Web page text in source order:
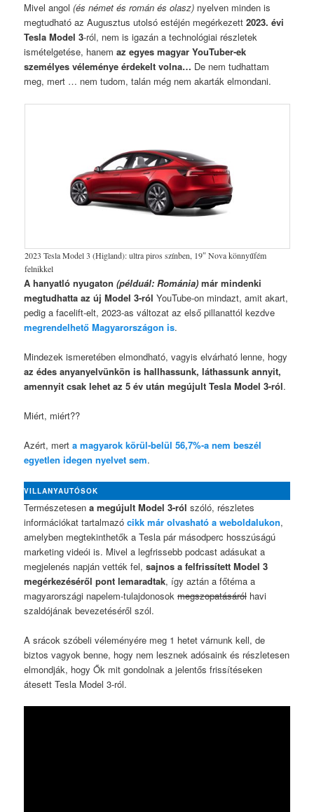
Mivel angol(és német és román és olasz) nyelven minden is
megtudható az Augusztus utolsó estéjén megérkezett2023. évi
Tesla Model 3-ról, nem is igazán a technológiai részletek
ismételgetése, hanemaz egyes magyar YouTuber-ek
személyes véleménye érdekelt volna… De nem tudhattam
meg, mert … nem tudom, talán még nem akarták elmondani.
2023 Tesla Model 3 (Higland): ultra piros színben, 19″ Nova könnyűfém
felnikkel
A hanyatló nyugaton(példuál: Románia) már mindenki
megtudhattaaz új Model 3-ról YouTube-on mindazt, amit akart,
pedig a facelift-elt, 2023-as változat az első pillanattól kezdve
megrendelhető Magyarországon is.
Mindezek ismeretében elmondható, vagyis elvárható lenne, hogy
az édes anyanyelvünkön is hallhassunk, láthassunk annyit,
amennyit csak lehet az 5 év után megújult Tesla Model 3-ról.
Miért, miért??
Azért, merta magyarok körül-belül 56,7%-a nem beszél
egyetlen idegen nyelvet sem.
VILLANYAUTÓSOK
Természetesena megújult Model 3-ról szóló, részletes
információkat tartalmazócikk már olvasható a weboldalukon,
amelyben megtekinthetők a Tesla pár másodperc hosszúságú
marketing videói is. Mivel a legfrissebb podcast adásukat a
megjelenés napján vették fel,sajnos a felfrissített Model 3
megérkezéséről pont lemaradtak, így aztán a főtéma a
magyarországi napelem-tulajdonosokmegszopatásáról havi
szaldójának bevezetéséről szól.
A srácok szóbeli véleményére meg 1 hetet várnunk kell, de
biztos vagyok benne, hogy nem lesznek adósaink és részletesen
elmondják, hogy Ők mit gondolnak a jelentős frissítéseken
átesett Tesla Model 3-ról.